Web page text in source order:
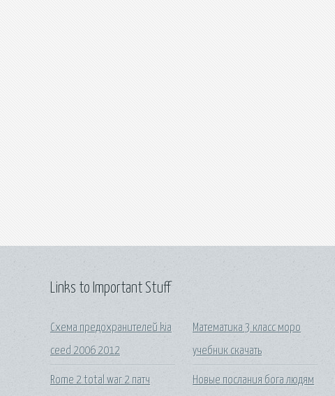
Links to Important Stuff
Схема предохранителей kia
ceed 2006 2012
Rome 2 total war 2 патч
Математика 3 класс моро
учебник скачать
Новые послания бога людям